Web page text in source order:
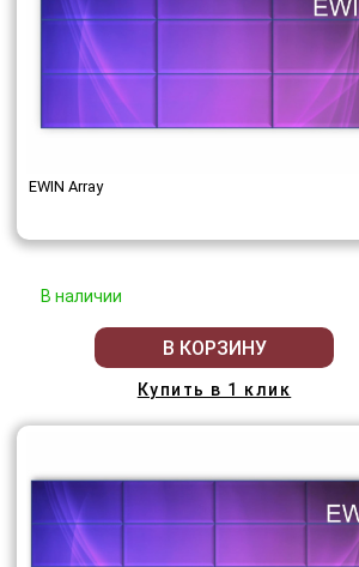
EWIN Array
В наличии
В КОРЗИНУ
Купить в 1 клик